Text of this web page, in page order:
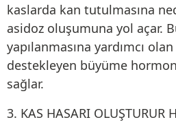
kaslarda kan tutulmasına
asidoz oluşumuna yol açar.
yapılanmasına yardımcı olan
destekleyen büyüme
sağlar.
3. KAS HASARI